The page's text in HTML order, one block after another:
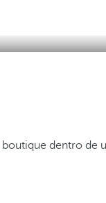
boutique dentro de